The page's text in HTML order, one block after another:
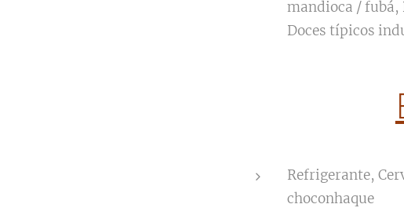
mandioca / fubá,
Doces típicos
Refrigerante,
choconhaque